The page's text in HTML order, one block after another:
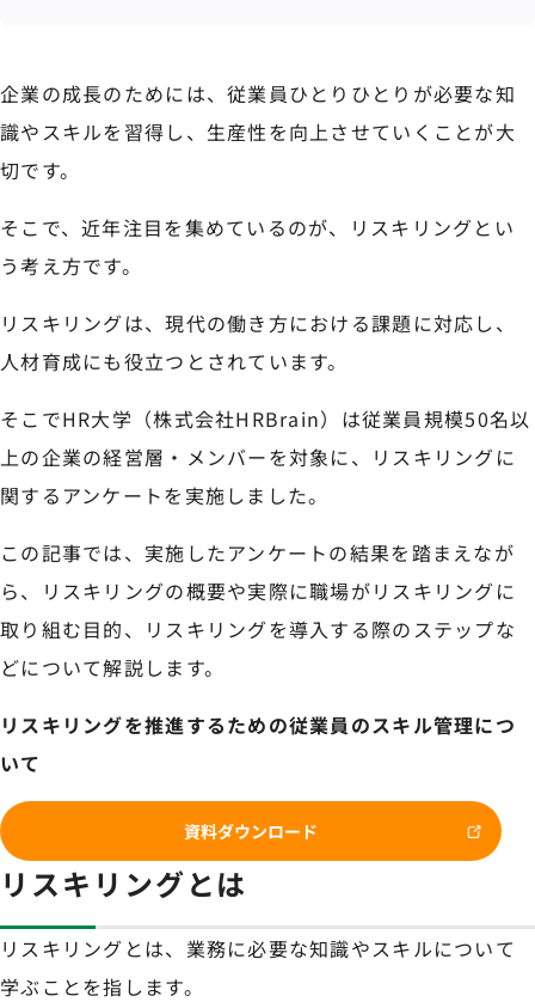
企業の成長のためには、従業員ひとりひとりが必要な知
識やスキルを習得し、生産性を向上させていくことが大
切です。
そこで、近年注目を集めているのが、リスキリングとい
う考え方です。
リスキリングは、現代の働き方における課題に対応し、
人材育成にも役立つとされています。
そこでHR大学（株式会社HRBrain）は従業員規模50名以
上の企業の経営層・メンバーを対象に、リスキリングに
関するアンケートを実施しました。
この記事では、実施したアンケートの結果を踏まえなが
ら、リスキリングの概要や実際に職場がリスキリングに
取り組む目的、リスキリングを導入する際のステップな
どについて解説します。
リスキリングを推進するための従業員のスキル管理につ
いて
資料ダウンロード
リスキリングとは
リスキリングとは、業務に必要な知識やスキルについて
学ぶことを指します。